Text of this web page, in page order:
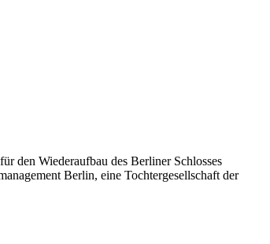
den Wiederaufbau des Berliner Schlosses
Berlin, eine Tochtergesellschaft der